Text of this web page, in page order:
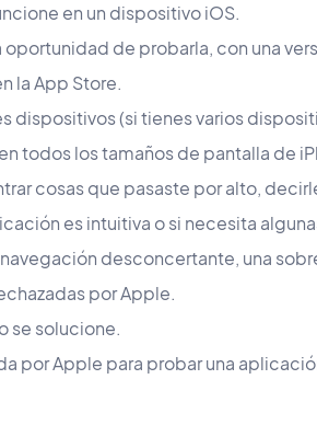
en un dispositivo iOS.
de probarla, con una
la App Store.
dispositivos (si tienes varios
todos los tamaños de pantalla de
cosas que pasaste por alto,
es intuitiva o si necesita
desconcertante, una
por Apple.
se solucione.
por Apple para probar una